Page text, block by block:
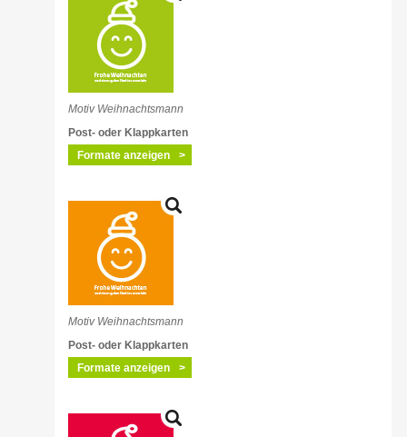
Motiv Weihnachtsmann
Post- oder Klappkarten
Formate anzeigen
Motiv Weihnachtsmann
Post- oder Klappkarten
Formate anzeigen